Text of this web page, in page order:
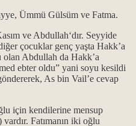
Ümmü Gülsüm ve Fatma.
ve Abdullah‘dır. Seyyide
çocuklar genç yaşta Hakk’a
Abdullah da Hakk’a
ebter oldu” yani soyu kesildi
As bin Vail’e cevap
için kendilerine mensup
Fatımanın iki oğlu